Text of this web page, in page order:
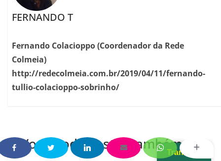
FERNANDO T
Fernando Colacioppo (Coordenador da Rede
Colmeia)
http://redecolmeia.com.br/2019/04/11/fernando-
tullio-colacioppo-sobrinho/
Você pode gostar tambémTranslate